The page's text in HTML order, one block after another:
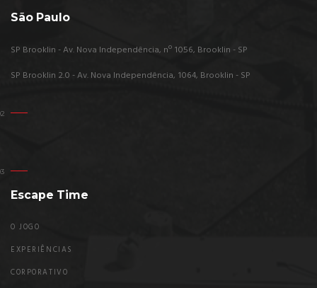
São Paulo
SP Brooklin - Av. Nova Independência, nº 1056, Brooklin - SP
SP Brooklin 2.0 - Av. Nova Independência, 1064, Brooklin - SP
Escape Time
O JOGO
EXPERIÊNCIAS
CORPORATIVO